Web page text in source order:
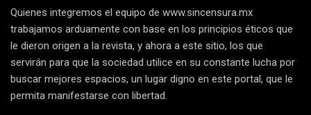
Quienes integremos el equipo de www.sincensura.mx
trabajamos arduamente con base en los principios éticos que
le dieron origen a la revista, y ahora a este sitio, los que
servirán para que la sociedad utilice en su constante lucha por
buscar mejores espacios, un lugar digno en este portal, que le
permita manifestarse con libertad.